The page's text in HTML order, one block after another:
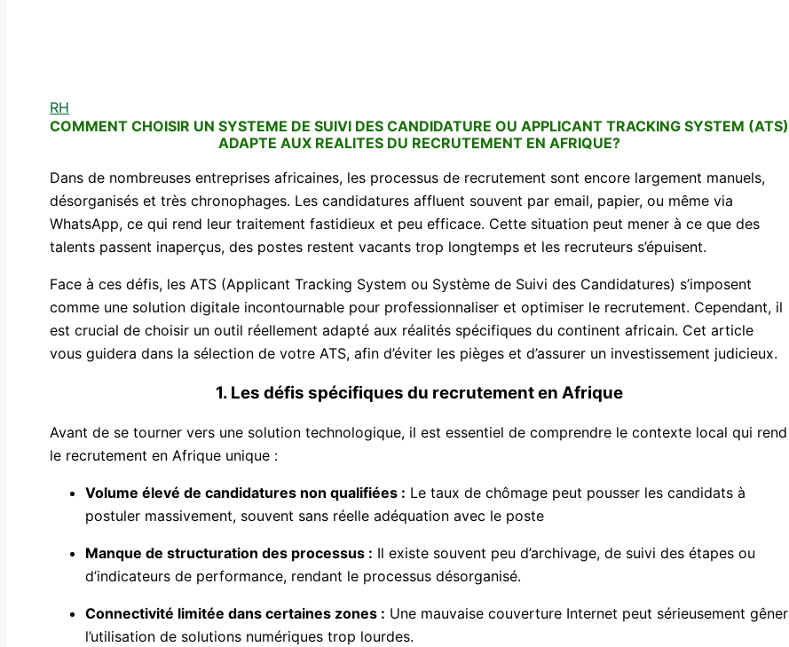
RH
COMMENT CHOISIR UN SYSTEME DE SUIVI DES CANDIDATURE OU APPLICANT TRACKING SYSTEM (ATS)
ADAPTE AUX REALITES DU RECRUTEMENT EN AFRIQUE?
Dans de nombreuses entreprises africaines, les processus de recrutement sont encore largement manuels,
désorganisés et très chronophages. Les candidatures affluent souvent par email, papier, ou même via
WhatsApp, ce qui rend leur traitement fastidieux et peu efficace. Cette situation peut mener à ce que des
talents passent inaperçus, des postes restent vacants trop longtemps et les recruteurs s’épuisent.
Face à ces défis, les ATS (Applicant Tracking System ou Système de Suivi des Candidatures) s’imposent
comme une solution digitale incontournable pour professionnaliser et optimiser le recrutement. Cependant, il
est crucial de choisir un outil réellement adapté aux réalités spécifiques du continent africain. Cet article
vous guidera dans la sélection de votre ATS, afin d’éviter les pièges et d’assurer un investissement judicieux.
1. Les défis spécifiques du recrutement en Afrique
Avant de se tourner vers une solution technologique, il est essentiel de comprendre le contexte local qui rend
le recrutement en Afrique unique :
Volume élevé de candidatures non qualifiées : Le taux de chômage peut pousser les candidats à
postuler massivement, souvent sans réelle adéquation avec le poste
Manque de structuration des processus : Il existe souvent peu d’archivage, de suivi des étapes ou
d’indicateurs de performance, rendant le processus désorganisé.
Connectivité limitée dans certaines zones : Une mauvaise couverture Internet peut sérieusement gêner
l’utilisation de solutions numériques trop lourdes.